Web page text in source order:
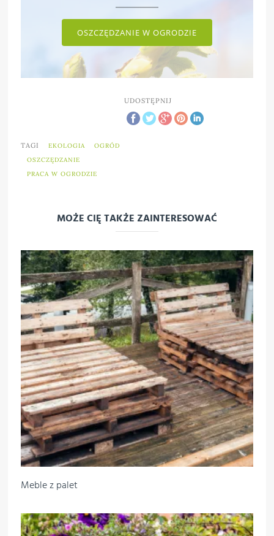
OSZCZĘDZANIE W OGRODZIE
UDOSTĘPNIJ
TAGI EKOLOGIA
OGRÓD
OSZCZĘDZANIE
PRACA W OGRODZIE
MOŻE CIĘ TAKŻE ZAINTERESOWAĆ
Meble z palet